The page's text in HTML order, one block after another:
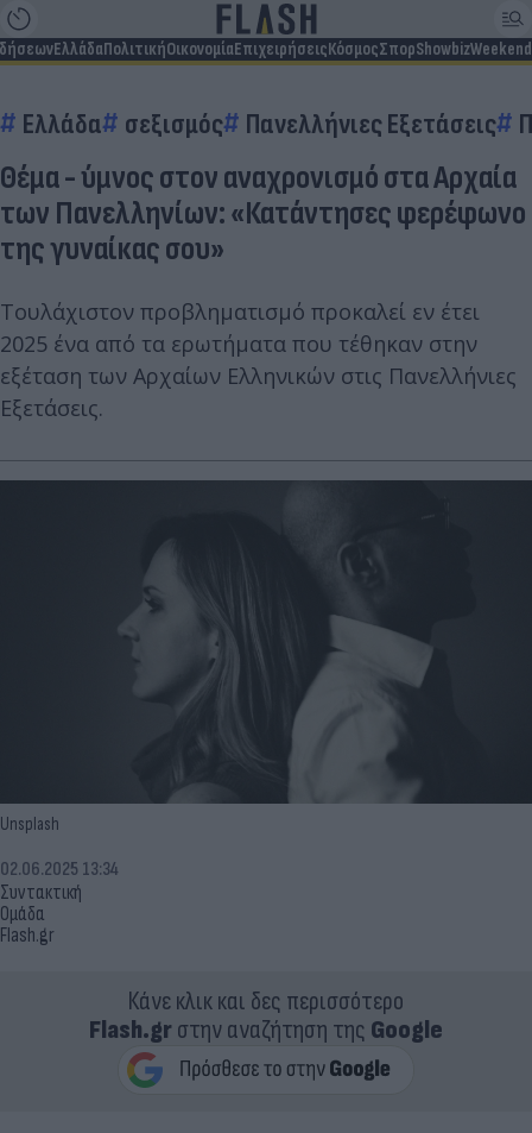
ΕλλάδαΠολιτικήΟικονομίαΕπιχειρήσειςΚόσμοςΣπορShowbizWeekend
Ελλάδα σεξισμός Πανελλήνιες Εξετάσεις
Θέμα - ύμνος στον αναχρονισμό στα Αρχαία
των Πανελληνίων: «Κατάντησες φερέφωνο
της γυναίκας σου»
Τουλάχιστον προβληματισμό προκαλεί εν έτει
2025 ένα από τα ερωτήματα που τέθηκαν στην
εξέταση των Αρχαίων Ελληνικών στις Πανελλήνιες
Εξετάσεις.
Unsplash
Συντακτική
Ομάδα
Flash.gr
02.06.2025 13:34
Κάνε κλικ και δες περισσότερο
Flash.grστην αναζήτηση της Google